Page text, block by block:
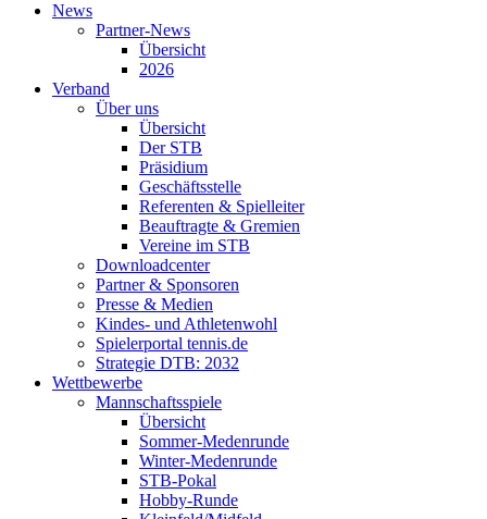
News
Partner-News
Übersicht
2026
Verband
Über uns
Übersicht
Der STB
Präsidium
Geschäftsstelle
Referenten & Spielleiter
Beauftragte & Gremien
Vereine im STB
Downloadcenter
Partner & Sponsoren
Presse & Medien
Kindes- und Athletenwohl
Spielerportal tennis.de
Strategie DTB: 2032
Wettbewerbe
Mannschaftsspiele
Übersicht
Sommer-Medenrunde
Winter-Medenrunde
STB-Pokal
Hobby-Runde